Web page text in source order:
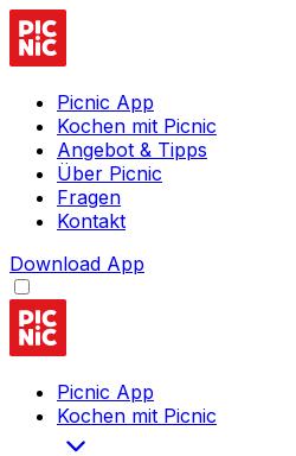
Picnic App
Kochen mit Picnic
Angebot & Tipps
Über Picnic
Fragen
Kontakt
Download App
Picnic App
Kochen mit Picnic